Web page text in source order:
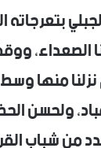
الصعداء،
منها
ولحسن